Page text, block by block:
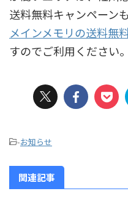
送料無料キャンペーン
メインメモリの送料無
すのでご利用ください。
-お知らせ
関連記事